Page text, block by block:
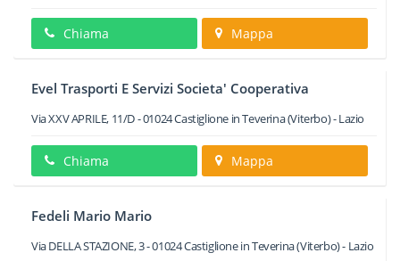
Chiama Mappa
Evel Trasporti E Servizi Societa' Cooperativa
Via XXV APRILE, 11/D-01024Castiglione in Teverina(Viterbo) -Lazio
Chiama Mappa
Fedeli Mario Mario
Via DELLA STAZIONE, 3-01024Castiglione in Teverina(Viterbo) - Lazio